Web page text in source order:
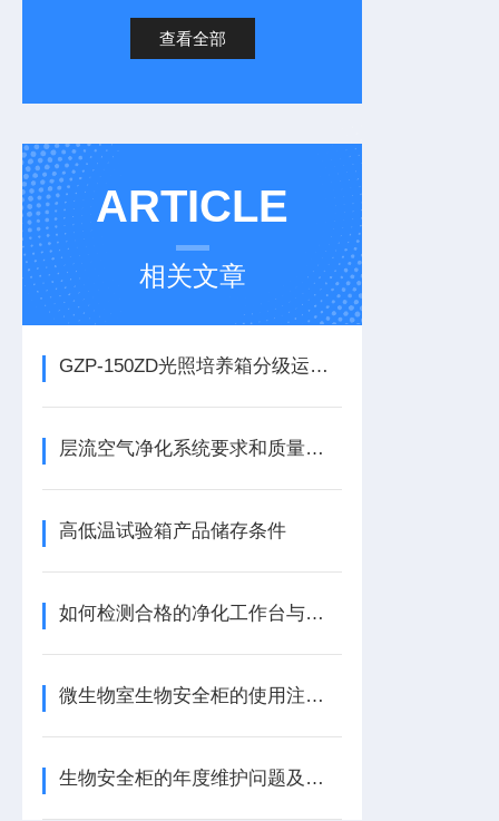
查看全部
ARTICLE
相关文章
GZP-150ZD光照培养箱分级运维与故障处置技术指南
层流空气净化系统要求和质量评价监测工作
高低温试验箱产品储存条件
如何检测合格的净化工作台与生物安全柜
微生物室生物安全柜的使用注意事项​
生物安全柜的年度维护问题及检测项目​